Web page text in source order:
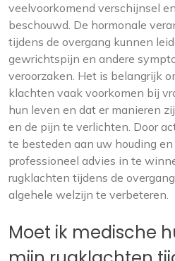
veelvoorkomend verschijnsel
beschouwd. De hormonale
tijdens de overgang kunnen
gewrichtspijn en andere
veroorzaken. Het is belangrijk
klachten vaak voorkomen bij
hun leven en dat er manieren
en de pijn te verlichten. Door
te besteden aan uw houding
professioneel advies in te
rugklachten tijdens de
algehele welzijn te verbeteren.
Moet ik medische